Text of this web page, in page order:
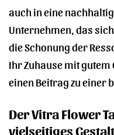
auch in eine
Unternehmen, das
die Schonung der
Ihr Zuhause mit
einen Beitrag zu einer
Der Vitra Flower
vielseitiges